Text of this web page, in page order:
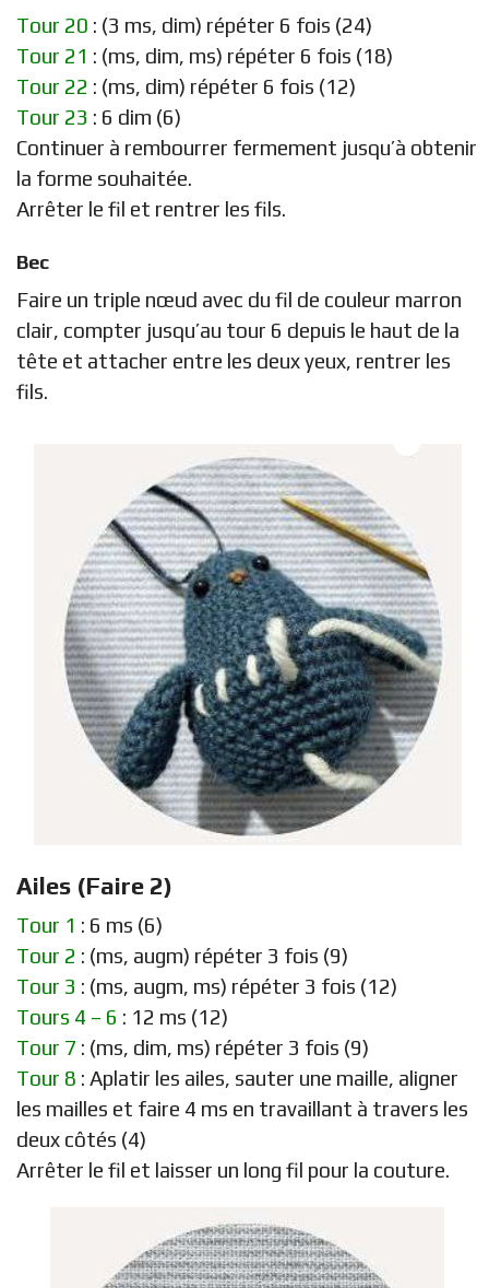
Tour 20 : (3 ms, dim) répéter 6 fois (24)
Tour 21 : (ms, dim, ms) répéter 6 fois (18)
Tour 22 : (ms, dim) répéter 6 fois (12)
Tour 23 : 6 dim (6)
Continuer à rembourrer fermement jusqu’à obtenir
la forme souhaitée.
Arrêter le fil et rentrer les fils.
Bec
Faire un triple nœud avec du fil de couleur marron
clair, compter jusqu’au tour 6 depuis le haut de la
tête et attacher entre les deux yeux, rentrer les
fils.
Ailes (Faire 2)
Tour 1 : 6 ms (6)
Tour 2 : (ms, augm) répéter 3 fois (9)
Tour 3 : (ms, augm, ms) répéter 3 fois (12)
Tours 4 – 6 : 12 ms (12)
Tour 7 : (ms, dim, ms) répéter 3 fois (9)
Tour 8 : Aplatir les ailes, sauter une maille, aligner
les mailles et faire 4 ms en travaillant à travers les
deux côtés (4)
Arrêter le fil et laisser un long fil pour la couture.